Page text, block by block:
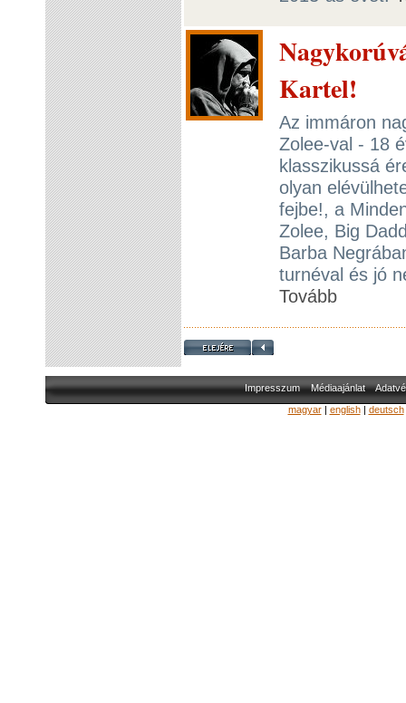
Kartel!
Az immáron
Zolee-val - 18
klasszikussá
olyan
fejbe!, a
Zolee, Big
Barba
turnéval és jó
Tovább
Impresszum Médiaajánlat
magyar| english| deutsch